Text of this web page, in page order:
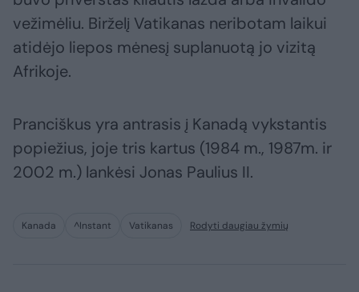
vežimėliu. Birželį Vatikanas neribotam laikui
atidėjo liepos mėnesį suplanuotą jo vizitą
Afrikoje.
Pranciškus yra antrasis į Kanadą vykstantis
popiežius, joje tris kartus (1984 m., 1987m. ir
2002 m.) lankėsi Jonas Paulius II.
Kanada ^Instant Vatikanas Rodyti daugiau žymių